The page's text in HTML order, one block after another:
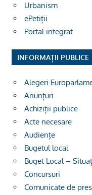
Urbanism
ePetiții
Portal integrat
INFORMAȚII PUBLICE
Alegeri
Anunțuri
Achiziții publice
Acte necesare
Audiențe
Bugetul local
Buget Local –
Concursuri
Comunicate de